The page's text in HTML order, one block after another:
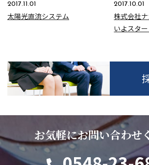
2017.11.01
太陽光直流システム
2017.10.01
株式会社
いよスター
お気軽にお問い合わせ